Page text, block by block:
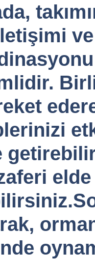
ve
elde